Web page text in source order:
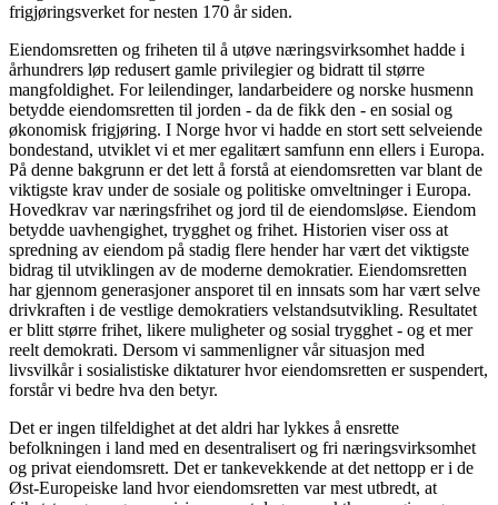
frigjøringsverket for nesten 170 år siden.
Eiendomsretten og friheten til å utøve næringsvirksomhet hadde i
århundrers løp redusert gamle privilegier og bidratt til større
mangfoldighet. For leilendinger, landarbeidere og norske husmenn
betydde eiendomsretten til jorden - da de fikk den - en sosial og
økonomisk frigjøring. I Norge hvor vi hadde en stort sett selveiende
bondestand, utviklet vi et mer egalitært samfunn enn ellers i Europa.
På denne bakgrunn er det lett å forstå at eiendomsretten var blant de
viktigste krav under de sosiale og politiske omveltninger i Europa.
Hovedkrav var næringsfrihet og jord til de eiendomsløse. Eiendom
betydde uavhengighet, trygghet og frihet. Historien viser oss at
spredning av eiendom på stadig flere hender har vært det viktigste
bidrag til utviklingen av de moderne demokratier. Eiendomsretten
har gjennom generasjoner ansporet til en innsats som har vært selve
drivkraften i de vestlige demokratiers velstandsutvikling. Resultatet
er blitt større frihet, likere muligheter og sosial trygghet - og et mer
reelt demokrati. Dersom vi sammenligner vår situasjon med
livsvilkår i sosialistiske diktaturer hvor eiendomsretten er suspendert,
forstår vi bedre hva den betyr.
Det er ingen tilfeldighet at det aldri har lykkes å ensrette
befolkningen i land med en desentralisert og fri næringsvirksomhet
og privat eiendomsrett. Det er tankevekkende at det nettopp er i de
Øst-Europeiske land hvor eiendomsretten var mest utbredt, at